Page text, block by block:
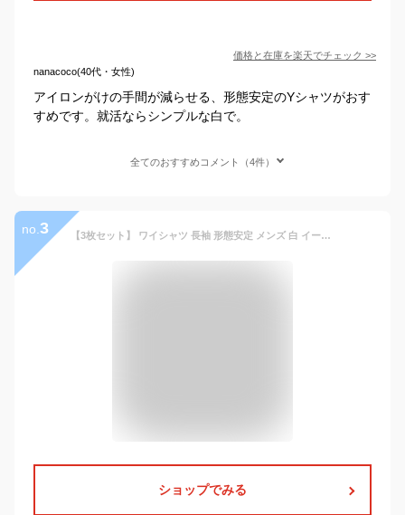
価格と在庫を楽天でチェック >>
nanacoco(40代・女性)
アイロンがけの手間が減らせる、形態安定のYシャツがおす
すめです。就活ならシンプルな白で。
全てのおすすめコメント（4件）
no. 3 【3枚セット】 ワイシャツ 長袖 形態安定 メンズ 白 イージーケア Yシャツ カッターシャツ ホワイト ドレスシャツ 大きいサイズ オフィス シャツ ビジネスシャツ 冠婚葬祭 制服 就活 レギュラーカラー CARPENTARIA [R12S3R101]
ショップでみる